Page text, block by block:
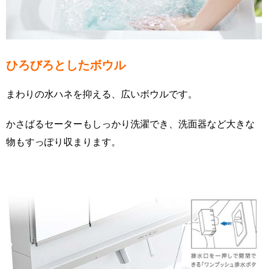
ひろびろとしたボウル
まわりの水ハネを抑える、広いボウルです。
かさばるセーターもしっかり洗濯でき、洗面器など大きな
物もすっぽり収まります。